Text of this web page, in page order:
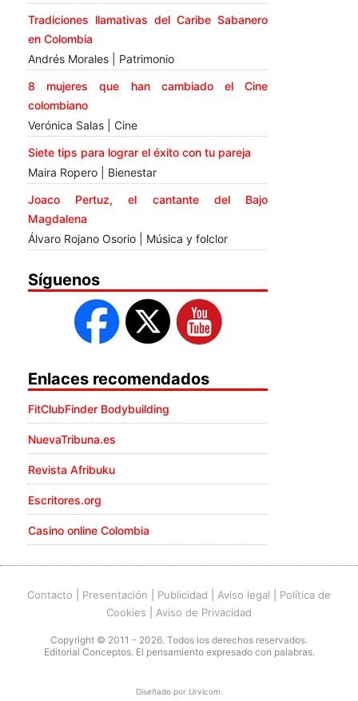
Tradiciones llamativas del Caribe Sabanero
en Colombia
Andrés Morales | Patrimonio
8 mujeres que han cambiado el Cine
colombiano
Verónica Salas | Cine
Siete tips para lograr el éxito con tu pareja
Maira Ropero | Bienestar
Joaco Pertuz, el cantante del Bajo
Magdalena
Álvaro Rojano Osorio | Música y folclor
Síguenos
Enlaces recomendados
FitClubFinder Bodybuilding
NuevaTribuna.es
Revista Afribuku
Escritores.org
Casino online Colombia
Contacto Presentación Publicidad Aviso legal
Política de
Cookies
Aviso de Privacidad
Copyright © 2011 - 2026. Todos los derechos reservados.
Editorial Conceptos. El pensamiento expresado con palabras.
Diseñado por Urvicom